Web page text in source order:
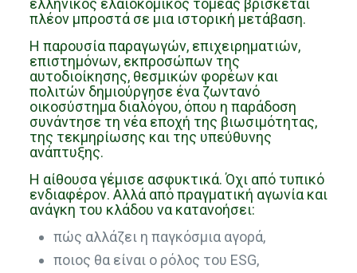
ελληνικός ελαιοκομικός τομέας βρίσκεται
πλέον μπροστά σε μια ιστορική μετάβαση.
Η παρουσία παραγωγών, επιχειρηματιών,
επιστημόνων, εκπροσώπων της
αυτοδιοίκησης, θεσμικών φορέων και
πολιτών δημιούργησε ένα ζωντανό
οικοσύστημα διαλόγου, όπου η παράδοση
συνάντησε τη νέα εποχή της βιωσιμότητας,
της τεκμηρίωσης και της υπεύθυνης
ανάπτυξης.
Η αίθουσα γέμισε ασφυκτικά. Όχι από τυπικό
ενδιαφέρον. Αλλά από πραγματική αγωνία και
ανάγκη του κλάδου να κατανοήσει:
πώς αλλάζει η παγκόσμια αγορά,
ποιος θα είναι ο ρόλος του ESG,